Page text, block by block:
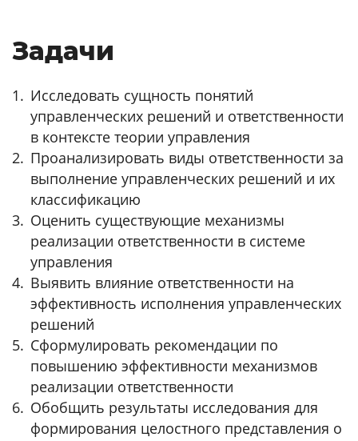
Задачи
Исследовать сущность понятий
управленческих решений и ответственности
в контексте теории управления
Проанализировать виды ответственности за
выполнение управленческих решений и их
классификацию
Оценить существующие механизмы
реализации ответственности в системе
управления
Выявить влияние ответственности на
эффективность исполнения управленческих
решений
Сформулировать рекомендации по
повышению эффективности механизмов
реализации ответственности
Обобщить результаты исследования для
формирования целостного представления о